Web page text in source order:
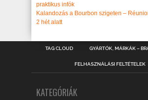
praktikus infók
Kalandozás a Bourbon szigeten –
2 hét alatt
TAG CLOUD GYÁRTÓK, MÁRKÁK –
FELHASZNÁLÁSI FELTÉTELEK
KATEGÓRIÁK